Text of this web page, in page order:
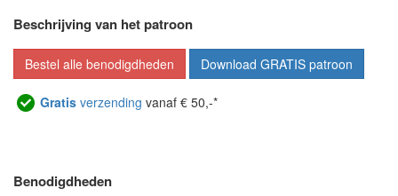
Beschrijving van het patroon
Bestel alle benodigdheden Download GRATIS patroon
Gratis verzending vanaf € 50,-*
Benodigdheden